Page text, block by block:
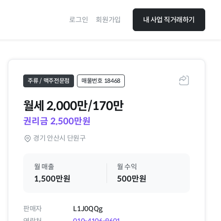
로그인 회원가입 내 사업 직거래하기
공유하기
주류 / 맥주전문점 매물번호 18468
월세 2,000만/170만
권리금 2,500만원
경기 안산시 단원구
월 매출
1,500만원
월 수익
500만원
판매자
L1J0QQg